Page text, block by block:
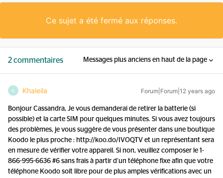
Ce sujet a été fermé aux réponses.
2 commentaires Messages plus anciens en haut de la page
K Khaleila Forum|Forum|12 years ago
Bonjour Cassandra, Je vous demanderai de retirer la batterie (si
possible) et la carte SIM pour quelques minutes. Si vous avez toujours
des problèmes, je vous suggère de vous présenter dans une boutique
Koodo le plus proche : http://koo.do/IVOQTV et un représentant sera
en mesure de vérifier votre appareil. Si non, veuillez composer le 1-
866-995-6636 #6 sans frais à partir d’un téléphone fixe afin que votre
téléphone Koodo soit libre pour de plus amples vérifications avec un